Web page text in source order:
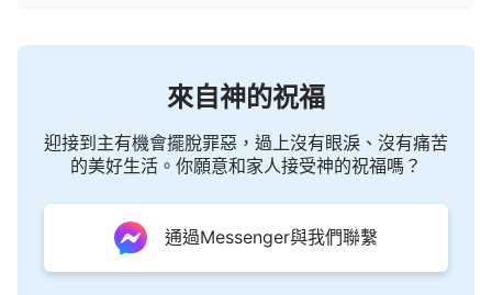
會等等。他說我丈夫也是被揀選的一個，我們以為他
說的就是出於神的，沒有多想就答應了。大家都分別
拿出錢創辦了一家淨水機公司，公司的一切安排及分
配都是他一人說了算，因為要順服牧者，所以大家只
能配合及順從。可有時他的做法實在讓我們無法理
解，公司剛創辦，在資金有限的情況下他還貸款買了
一輛名車，對我們說這樣有氣派，讓人看了對公司才
信心。他還用我先生借來的信用卡來繳一些費用，
來自神的祝福
迎接到主有機會擺脫罪惡，過上沒有眼淚、沒有痛苦
的美好生活。你願意和家人接受神的祝福嗎？
通過Messenger與我們聯繫